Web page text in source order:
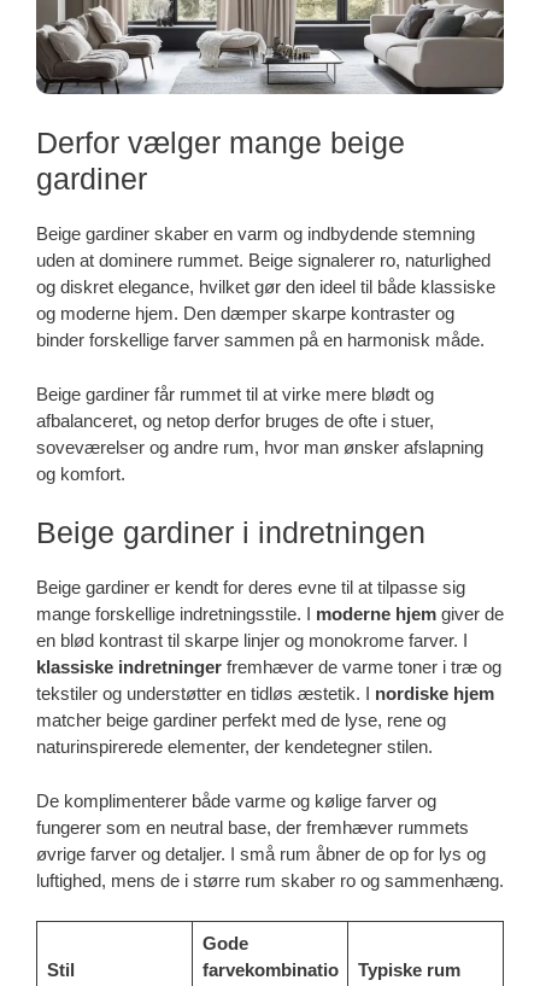
Derfor vælger mange beige
gardiner
Beige gardiner skaber en varm og indbydende stemning
uden at dominere rummet. Beige signalerer ro, naturlighed
og diskret elegance, hvilket gør den ideel til både klassiske
og moderne hjem. Den dæmper skarpe kontraster og
binder forskellige farver sammen på en harmonisk måde.
Beige gardiner får rummet til at virke mere blødt og
afbalanceret, og netop derfor bruges de ofte i stuer,
soveværelser og andre rum, hvor man ønsker afslapning
og komfort.
Beige gardiner i indretningen
Beige gardiner er kendt for deres evne til at tilpasse sig
mange forskellige indretningsstile. I moderne hjem giver de
en blød kontrast til skarpe linjer og monokrome farver. I
klassiske indretninger fremhæver de varme toner i træ og
tekstiler og understøtter en tidløs æstetik. I nordiske hjem
matcher beige gardiner perfekt med de lyse, rene og
naturinspirerede elementer, der kendetegner stilen.
De komplimenterer både varme og kølige farver og
fungerer som en neutral base, der fremhæver rummets
øvrige farver og detaljer. I små rum åbner de op for lys og
luftighed, mens de i større rum skaber ro og sammenhæng.
Stil
Gode
farvekombinatio
Typiske rum